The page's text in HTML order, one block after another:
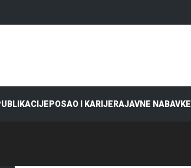
POSAO I KARIJERAJAVNE NABAVKE